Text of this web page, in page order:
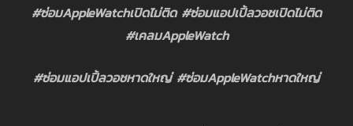
#ซ่อมAppleWatchเปิดไม่ติด #ซ่อมแอปเปิ้ลวอชเปิดไม่ติด
#เคลมAppleWatch
#ซ่อมแอปเปิ้ลวอชหาดใหญ่ #ซ่อมAppleWatchหาดใหญ่